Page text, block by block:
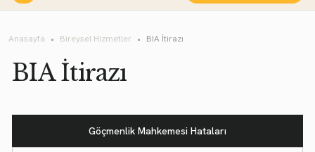
Anasayfa Bireysel Hizmetler BIA İtirazı
BIA İtirazı
Göçmenlik Mahkemesi Hataları